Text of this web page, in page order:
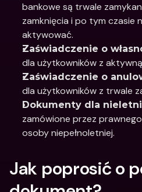
bankowe są trwale
zamknięcia i po tym czasie
aktywować.
Zaświadczenie o
dla użytkowników z
Zaświadczenie o
dla użytkowników z trwale
Dokumenty dla
zamówione przez
osoby niepełnoletniej.
Jak poprosić o